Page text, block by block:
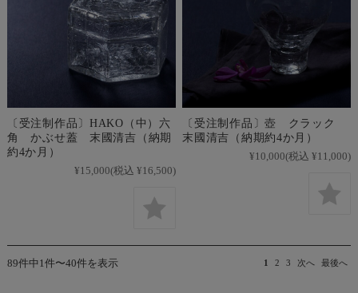
〔受注制作品〕HAKO（中）六
角 かぶせ蓋 末國清吉（納期
約4か月）
¥15,000(税込 ¥16,500)
〔受注制作品〕壺 クラック
末國清吉（納期約4か月）
¥10,000(税込 ¥11,000)
89件中1件〜40件を表示 1 2 3 次へ 最後へ